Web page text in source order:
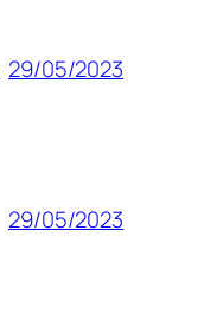
29/05/2023
29/05/2023